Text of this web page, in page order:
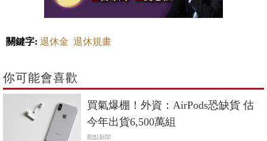
關鍵字: 退休金 退休規畫
你可能會喜歡
買氣爆棚！外資：AirPods恐缺貨 估
今年出貨6,500萬組
觀點新聞